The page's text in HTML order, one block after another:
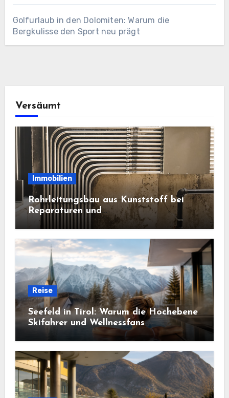
Golfurlaub in den Dolomiten: Warum die
Bergkulisse den Sport neu prägt
Versäumt
Immobilien
Rohrleitungsbau aus Kunststoff bei
Reparaturen und
Anlagenerweiterungen
Reise
Seefeld in Tirol: Warum die Hochebene
Skifahrer und Wellnessfans
gleichermaßen anzieht